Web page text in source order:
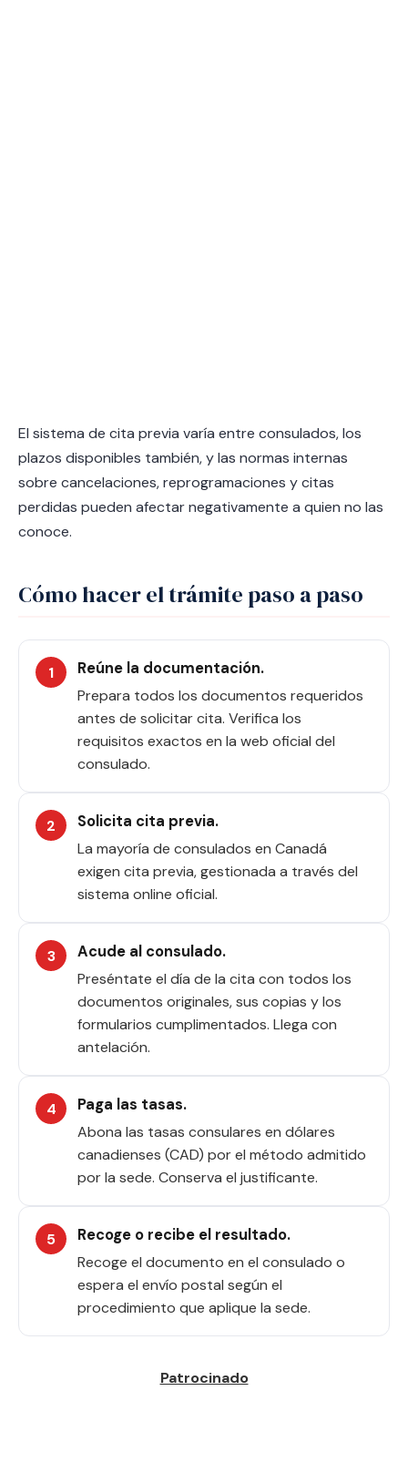
El sistema de cita previa varía entre consulados, los
plazos disponibles también, y las normas internas
sobre cancelaciones, reprogramaciones y citas
perdidas pueden afectar negativamente a quien no las
conoce.
Cómo hacer el trámite paso a paso
Reúne la documentación.
Prepara todos los documentos requeridos
antes de solicitar cita. Verifica los
requisitos exactos en la web oficial del
consulado.
Solicita cita previa.
La mayoría de consulados en Canadá
exigen cita previa, gestionada a través del
sistema online oficial.
Acude al consulado.
Preséntate el día de la cita con todos los
documentos originales, sus copias y los
formularios cumplimentados. Llega con
antelación.
Paga las tasas.
Abona las tasas consulares en dólares
canadienses (CAD) por el método admitido
por la sede. Conserva el justificante.
Recoge o recibe el resultado.
Recoge el documento en el consulado o
espera el envío postal según el
procedimiento que aplique la sede.